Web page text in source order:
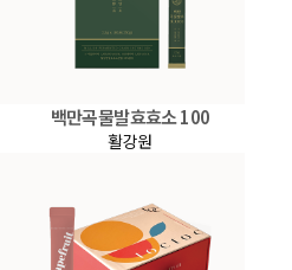
백만곡물발효효소 100
활강원